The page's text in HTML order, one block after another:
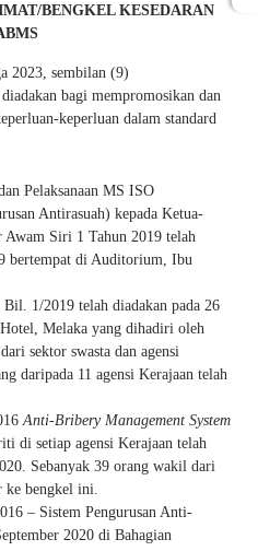
BENGKEL KESEDARAN
2023, sembilan (9)
bagi mempromosikan dan
keperluan dalam standard
Pelaksanaan MS ISO
Antirasuah) kepada Ketua-
Siri 1 Tahun 2019 telah
bertempat di Auditorium, Ibu
1/2019 telah diadakan pada 26
Melaka yang dihadiri oleh
sektor swasta dan agensi
daripada 11 agensi Kerajaan telah
Anti-Bribery Management System
di setiap agensi Kerajaan telah
Sebanyak 39 orang wakil dari
ke bengkel ini.
– Sistem Pengurusan Anti-
2020 di Bahagian